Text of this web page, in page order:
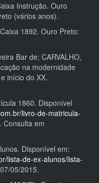
Instrução. Ouro
(vários anos).
1892. Ouro Preto:
Bar de; CARVALHO,
na modernidade
início do XX.
1860. Disponível
livro-de-matricula-
. Consulta em
Disponível em:
lista-de-ex-alunos/lista-
05/2015.